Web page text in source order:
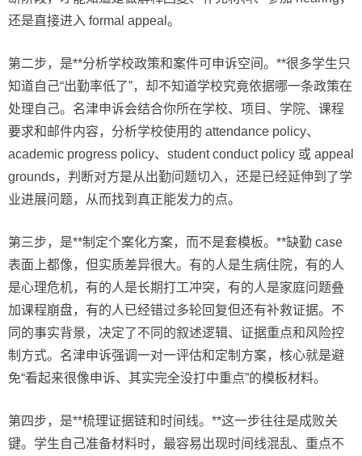
还是直接进入 formal appeal。
第二步，是**分析学校政策和案件可申诉空间。**很多学生只
知道自己“出勤率低了”，却不知道学校究竟依据哪一条政策在
处理自己。名津申诉会结合你所在学校、项目、学院、课程
要求和邮件内容，分析学校使用的 attendance policy、
academic progress policy、student conduct policy 或 appeal
grounds，判断对方是从出勤问题切入，还是已经延伸到了学
业进展问题，从而找到真正能发力的点。
第三步，是**制定个案化方案，而不是套模板。**缺勤 case
表面上都像，但实质差异很大。有的人是生病住院，有的人
是心理危机，有的人是长期打工冲突，有的人是家庭问题叠
加课程崩盘，有的人已经错过多轮回复但还有补救证据。不
同的事实背景，决定了不同的叙述逻辑、证据重点和风险控
制方式。名津申诉强调一对一评估和定制方案，核心就是避
免“看起来很像申诉、其实完全没打中重点”的模板材料。
第四步，是**梳理证据链和时间线。**这一步往往是成败关
键。学生自己准备材料时，最容易出现时间线混乱、重点不